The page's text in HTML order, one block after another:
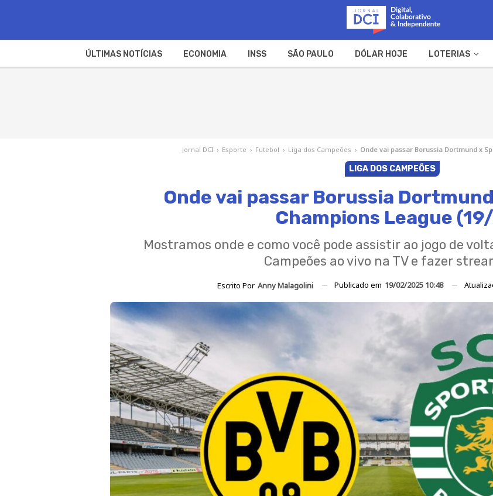
ÚLTIMAS NOTÍCIAS ECONOMIA INSS SÃO PAULO DÓLAR HOJE LOTERIAS
Jornal DCI › Esporte › Futebol › Liga dos Campeões › Onde vai passar Borussia Dortmund x
LIGA DOS CAMPEÕES
Onde vai passar Borussia
Champions League
Mostramos onde e como você pode assistir ao jogo de
Campeões ao vivo na TV e fazer
Escrito Por Anny Malagolini Publicado em 19/02/2025 10:48